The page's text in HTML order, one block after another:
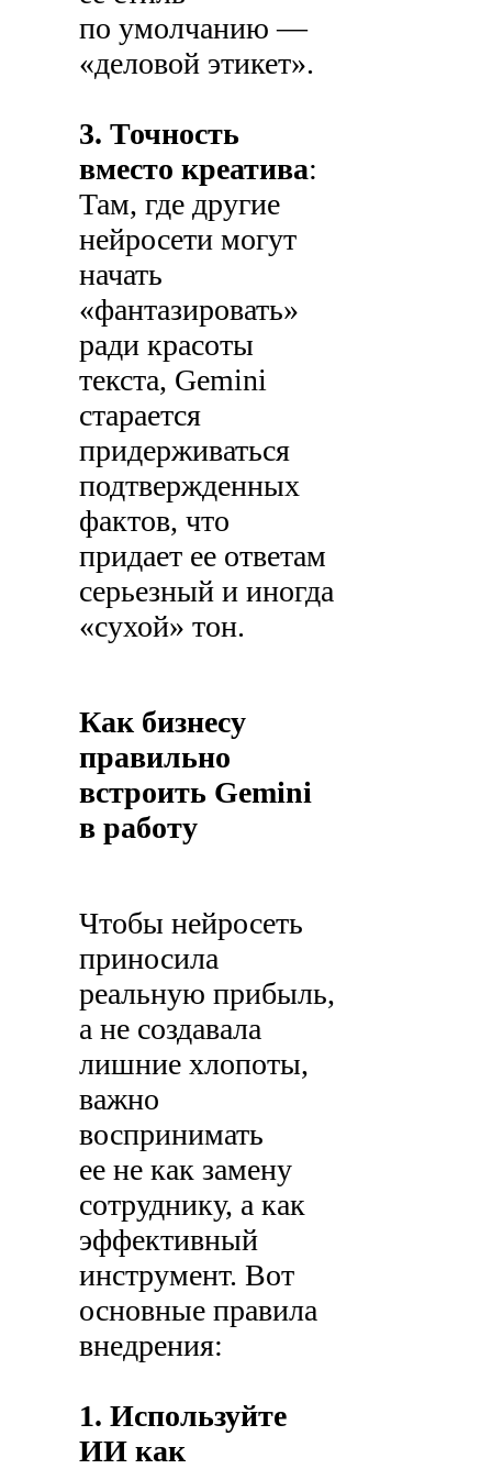
по умолчанию —
«деловой этикет».
3. Точность
вместо креатива:
Там, где другие
нейросети могут
начать
«фантазировать»
ради красоты
текста, Gemini
старается
придерживаться
подтвержденных
фактов, что
придает ее ответам
серьезный и иногда
«сухой» тон.
Как бизнесу
правильно
встроить Gemini
в работу
Чтобы нейросеть
приносила
реальную прибыль,
а не создавала
лишние хлопоты,
важно
воспринимать
ее не как замену
сотруднику, а как
эффективный
инструмент. Вот
основные правила
внедрения:
1. Используйте
ИИ как